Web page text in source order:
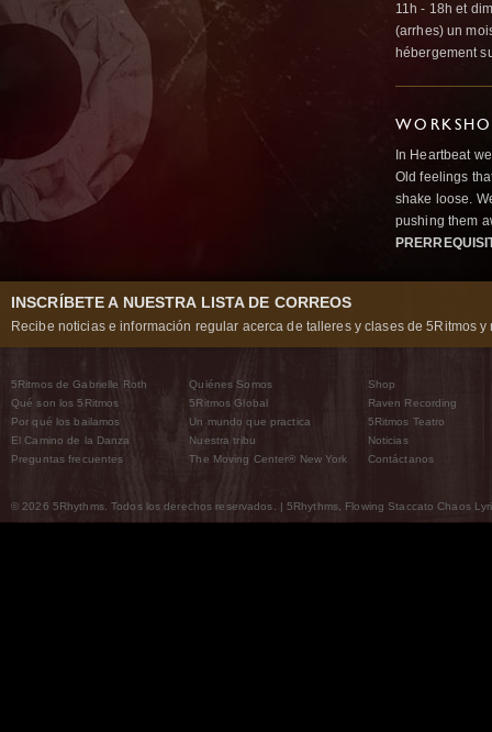
11h - 18h et
(arrhes) un
hébergement
In Heartbeat
Old feelings
shake loose.
pushing them
INSCRÍBETE A NUESTRA LISTA DE CORREOS
Recibe noticias e información regular acerca de talleres y clases de 5Ritmos y
5Ritmos de Gabrielle Roth
Qué son los 5Ritmos
Por qué los bailamos
El Camino de la Danza
Preguntas frecuentes
Quiénes Somos
5Ritmos Global
Un mundo que practica
Nuestra tribu
The Moving Center® New York
Shop
Raven Recording
5Ritmos Teatro
Noticias
Contáctanos
© 2026 5Rhythms. Todos los derechos reservados. | 5Rhythms, Flowing Staccato Chaos